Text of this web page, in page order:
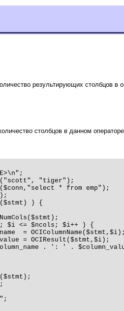
результирующих столбцов в
столбцов в данном
"tiger");
* from emp");
) {
$i <= $ncols; $i++ ) {
=
= OCIResult($stmt,$i);
. ': ' .